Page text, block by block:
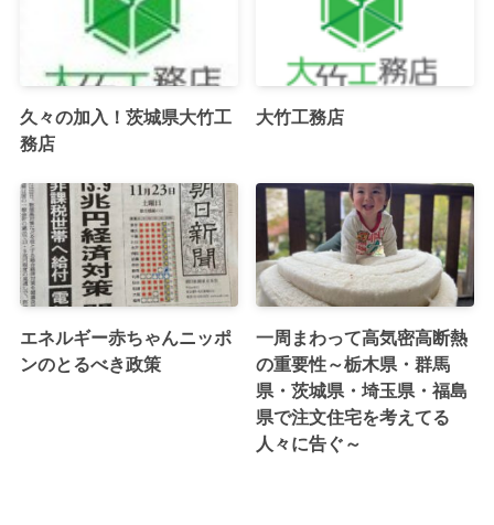
久々の加入！茨城県大竹工
務店
大竹工務店
エネルギー赤ちゃんニッポ
ンのとるべき政策
一周まわって高気密高断熱
の重要性～栃木県・群馬
県・茨城県・埼玉県・福島
県で注文住宅を考えてる
人々に告ぐ～